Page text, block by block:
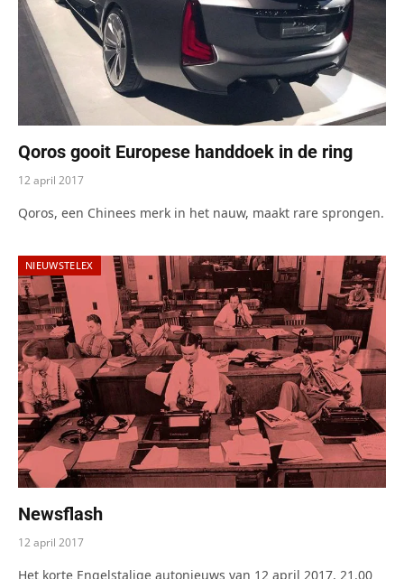
Qoros gooit Europese handdoek in de ring
12 april 2017
Qoros, een Chinees merk in het nauw, maakt rare sprongen.
NIEUWSTELEX
Newsflash
12 april 2017
Het korte Engelstalige autonieuws van 12 april 2017, 21.00